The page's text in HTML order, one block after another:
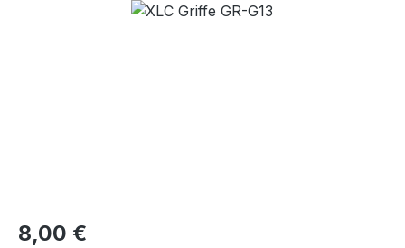
Bildergalerie überspringen
Regulärer Preis:
8,00 €